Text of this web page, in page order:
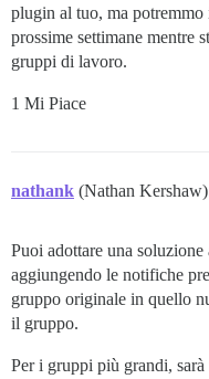
plugin al tuo, ma
prossime settimane mentre
gruppi di lavoro.
1 Mi Piace
nathank (Nathan Kershaw)
Puoi adottare una
aggiungendo le notifiche
gruppo originale in quello
il gruppo.
Per i gruppi più grandi, sarà